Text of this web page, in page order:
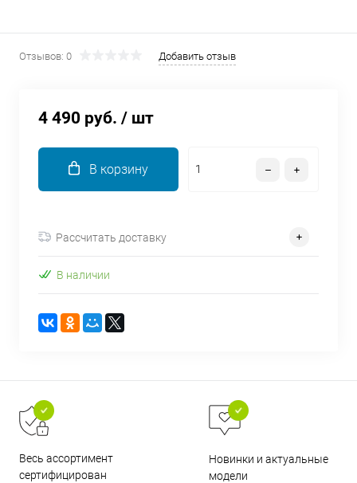
Отзывов: 0 Добавить отзыв
4 490 руб. / шт
В корзину
Рассчитать доставку
В наличии
Весь ассортимент
сертифицирован
Новинки и актуальные
модели
раз в 2 недели
8 800 302-02-51